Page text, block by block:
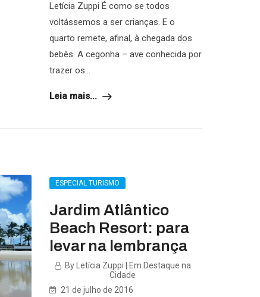
Letícia Zuppi É como se todos
voltássemos a ser crianças. E o
quarto remete, afinal, à chegada dos
bebês. A cegonha – ave conhecida por
trazer os...
Leia mais...
ESPECIAL TURISMO
Jardim Atlântico
Beach Resort: para
levar na lembrança
By Letícia Zuppi | Em Destaque na
Cidade
21 de julho de 2016